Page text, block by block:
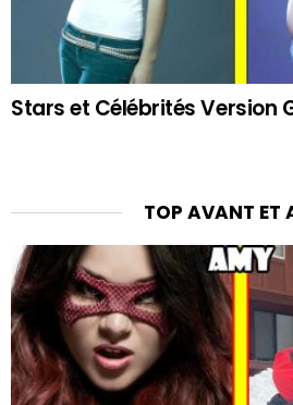
Stars et Célébrités Version
TOP AVANT ET